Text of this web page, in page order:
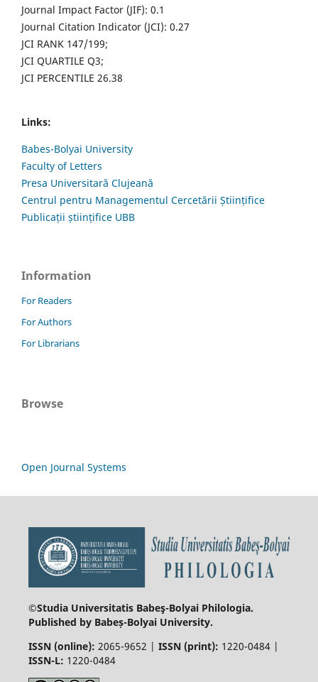
Journal Impact Factor (JIF): 0.1
Journal Citation Indicator (JCI): 0.27
JCI RANK 147/199;
JCI QUARTILE Q3;
JCI PERCENTILE 26.38
Links:
Babes-Bolyai University
Faculty of Letters
Presa Universitară Clujeană
Centrul pentru Managementul Cercetării Științifice
Publicații științifice UBB
Information
For Readers
For Authors
For Librarians
Browse
Open Journal Systems
©Studia Universitatis Babeş-Bolyai Philologia.
Published by Babeș-Bolyai University.
ISSN (online): 2065-9652 | ISSN (print): 1220-0484 |
ISSN-L: 1220-0484